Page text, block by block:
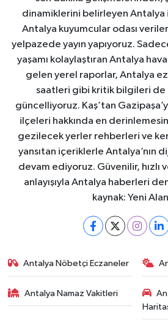
dinamiklerini belirleyen Antalya
Antalya kuyumcular odası
yelpazede yayın yapıyoruz.
yaşamı kolaylaştıran Antalya
gelen yerel raporlar, Antalya
saatleri gibi kritik bilgileri de
güncelliyoruz. Kaş’tan
ilçeleri hakkında en
gezilecek yerler rehberleri ve
yansıtan içeriklerle Antalya’nın
devam ediyoruz. Güvenilir, hızlı
anlayışıyla Antalya haberleri
kaynak: Yeni
Antalya Nöbetçi Eczaneler
Antalya Namaz Vakitleri